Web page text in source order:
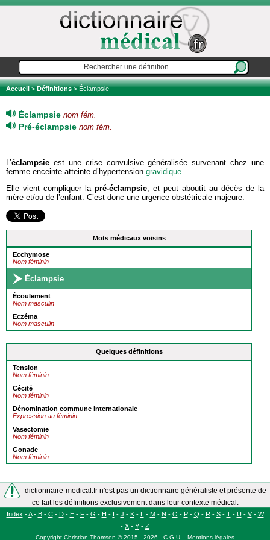
Accueil>Définitions> Éclampsie
Mots médicaux voisins
Ecchymose
Nom féminin
Éclampsie
Écoulement
Nom masculin
Eczéma
Nom masculin
Quelques définitions
Tension
Nom féminin
Cécité
Nom féminin
Dénomination commune internationale
Expression au féminin
Vasectomie
Nom féminin
Gonade
Nom féminin
Éclampsie nom fém.
Pré-éclampsie nom fém.
L’éclampsie est une crise convulsive généralisée survenant chez une
femme enceinte atteinte d’hypertension gravidique.
Elle vient compliquer la pré-éclampsie, et peut aboutit au décès de la
mère et/ou de l’enfant. C’est donc une urgence obstétricale majeure.
dictionnaire-medical.fr n'est pas un dictionnaire généraliste et présente de
ce fait les définitions exclusivement dans leur contexte médical.
Index -A- B- C- D- E- F- G - H - I - J - K- L - M- N - O - P- Q - R- S- T- U- V- W
- X - Y - Z
Copyright Christian Thomsen ©2015 - 2026 - C.G.U. - Mentions légales